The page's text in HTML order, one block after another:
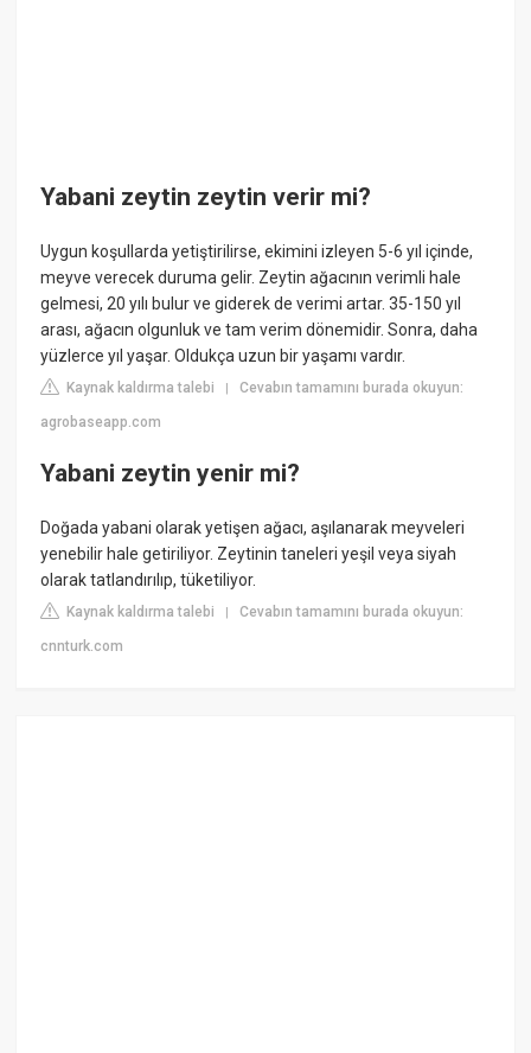
Yabani zeytin zeytin verir mi?
Uygun koşullarda yetiştirilirse, ekimini izleyen 5-6 yıl içinde,
meyve verecek duruma gelir. Zeytin ağacının verimli hale
gelmesi, 20 yılı bulur ve giderek de verimi artar. 35-150 yıl
arası, ağacın olgunluk ve tam verim dönemidir. Sonra, daha
yüzlerce yıl yaşar. Oldukça uzun bir yaşamı vardır.
Kaynak kaldırma talebi |Cevabın tamamını burada okuyun:
agrobaseapp.com
Yabani zeytin yenir mi?
Doğada yabani olarak yetişen ağacı, aşılanarak meyveleri
yenebilir hale getiriliyor. Zeytinin taneleri yeşil veya siyah
olarak tatlandırılıp, tüketiliyor.
Kaynak kaldırma talebi |Cevabın tamamını burada okuyun:
cnnturk.com